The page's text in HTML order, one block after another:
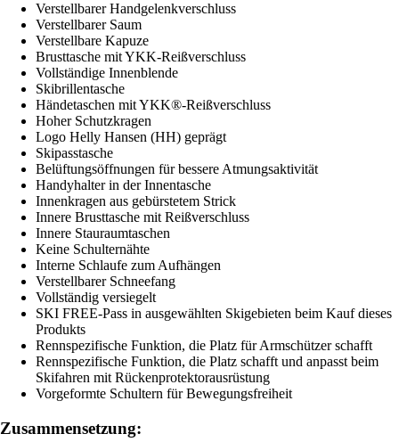
Verstellbarer Handgelenkverschluss
Verstellbarer Saum
Verstellbare Kapuze
Brusttasche mit YKK-Reißverschluss
Vollständige Innenblende
Skibrillentasche
Händetaschen mit YKK®-Reißverschluss
Hoher Schutzkragen
Logo Helly Hansen (HH) geprägt
Skipasstasche
Belüftungsöffnungen für bessere Atmungsaktivität
Handyhalter in der Innentasche
Innenkragen aus gebürstetem Strick
Innere Brusttasche mit Reißverschluss
Innere Stauraumtaschen
Keine Schulternähte
Interne Schlaufe zum Aufhängen
Verstellbarer Schneefang
Vollständig versiegelt
SKI FREE-Pass in ausgewählten Skigebieten beim Kauf dieses
Produkts
Rennspezifische Funktion, die Platz für Armschützer schafft
Rennspezifische Funktion, die Platz schafft und anpasst beim
Skifahren mit Rückenprotektorausrüstung
Vorgeformte Schultern für Bewegungsfreiheit
Zusammensetzung: